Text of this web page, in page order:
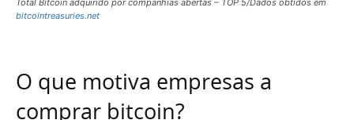
Total Bitcoin adquirido por companhias abertas – TOP 5/Dados obtidos em
bitcointreasuries.net
O que motiva empresas a
comprar bitcoin?